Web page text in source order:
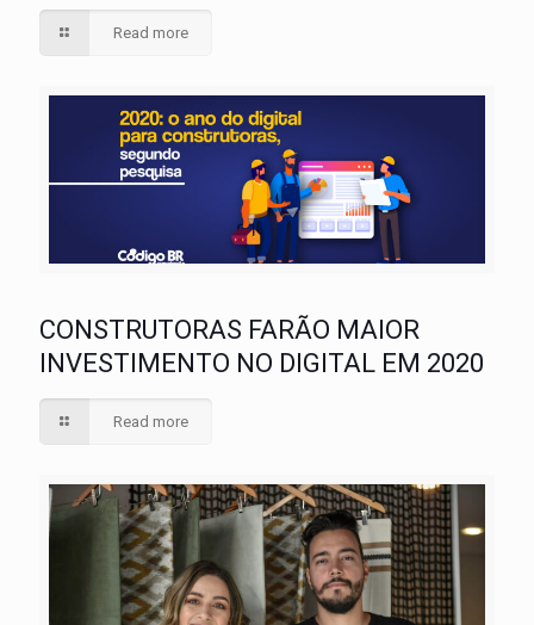
Read more
CONSTRUTORAS FARÃO MAIOR
INVESTIMENTO NO DIGITAL EM 2020
Read more